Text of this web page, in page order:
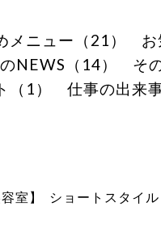
メニュー（21）
NEWS（14）
そ
1） 仕事の出来
室】 ショートスタイル